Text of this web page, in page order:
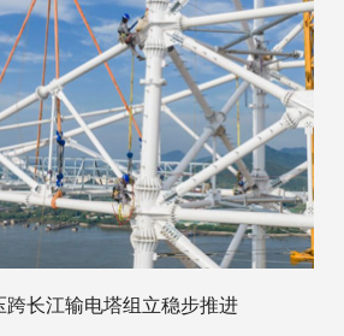
跨长江输电塔组立稳步推进